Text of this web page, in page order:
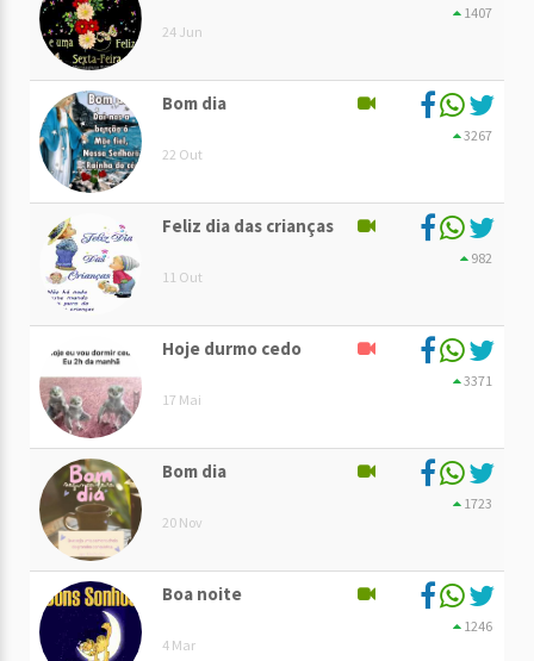
24 Jun
1407
Bom dia
22 Out
3267
Feliz dia das crianças
11 Out
982
Hoje durmo cedo
17 Mai
3371
Bom dia
20 Nov
1723
Boa noite
4 Mar
1246